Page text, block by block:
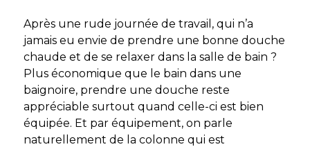
Après une rude journée de travail, qui n’a
jamais eu envie de prendre une bonne douche
chaude et de se relaxer dans la salle de bain ?
Plus économique que le bain dans une
baignoire, prendre une douche reste
appréciable surtout quand celle-ci est bien
équipée. Et par équipement, on parle
naturellement de la colonne qui est